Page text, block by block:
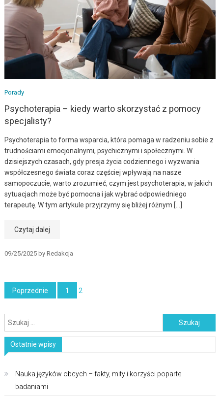
Porady
Psychoterapia – kiedy warto skorzystać z pomocy
specjalisty?
Psychoterapia to forma wsparcia, która pomaga w radzeniu sobie z
trudnościami emocjonalnymi, psychicznymi i społecznymi. W
dzisiejszych czasach, gdy presja życia codziennego i wyzwania
współczesnego świata coraz częściej wpływają na nasze
samopoczucie, warto zrozumieć, czym jest psychoterapia, w jakich
sytuacjach może być pomocna i jak wybrać odpowiedniego
terapeutę. W tym artykule przyjrzymy się bliżej różnym […]
Czytaj dalej
09/25/2025by Redakcja
Stronicowanie
wpisów
Poprzednie 1 2
Szukaj:
Ostatnie wpisy
Nauka języków obcych – fakty, mity i korzyści poparte
badaniami